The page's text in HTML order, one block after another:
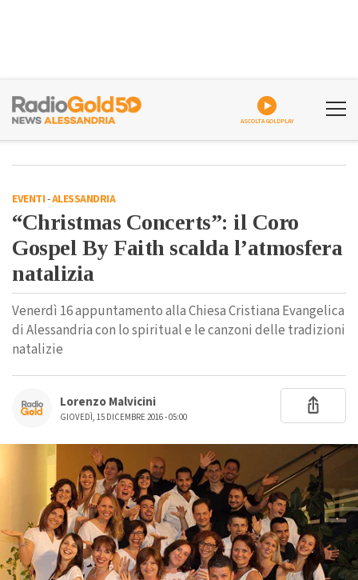
ASCOLTA GOLDPLAY
EVENTI-ALESSANDRIA
“Christmas Concerts”: il Coro
Gospel By Faith scalda l’atmosfera
natalizia
Venerdì 16 appuntamento alla Chiesa Cristiana Evangelica
di Alessandria con lo spiritual e le canzoni delle tradizioni
natalizie
Lorenzo Malvicini
GIOVEDÌ, 15 DICEMBRE 2016 - 05:00